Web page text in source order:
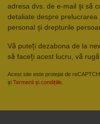
adresa dvs. de e-mail și să
detaliate despre
personal și drepturile
Vă puteți dezabona de la
să faceți acest lucru, vă
Acest site este protejat de
și Termenii și condițiile